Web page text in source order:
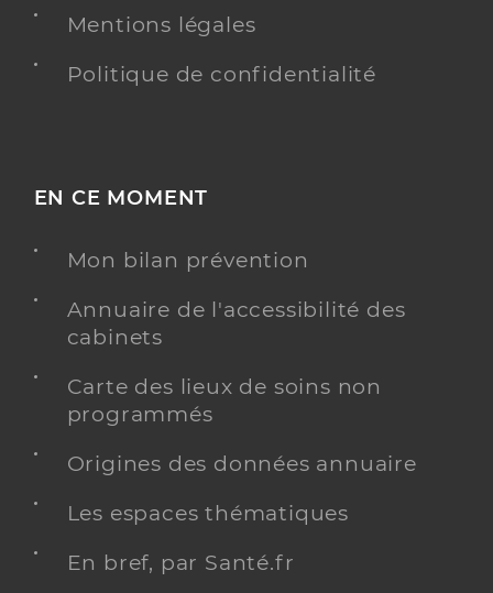
Mentions légales
Politique de confidentialité
EN CE MOMENT
Mon bilan prévention
Annuaire de l'accessibilité des
cabinets
Carte des lieux de soins non
programmés
Origines des données annuaire
Les espaces thématiques
En bref, par Santé.fr